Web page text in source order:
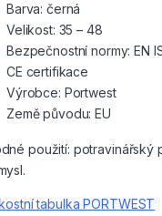
Barva: černá
Velikost: 35 – 48
Bezpečnostní normy: EN
CE certifikace
Výrobce: Portwest
Země původu: EU
použití: potravinářský
tabulka PORTWEST